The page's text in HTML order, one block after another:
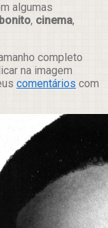
algumas
bonito, cinema,
completo
na imagem
comentários com